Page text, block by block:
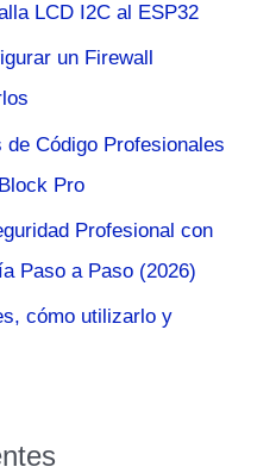
LCD I2C al ESP32
un Firewall
Código Profesionales
Pro
Profesional con
Paso a Paso (2026)
cómo utilizarlo y